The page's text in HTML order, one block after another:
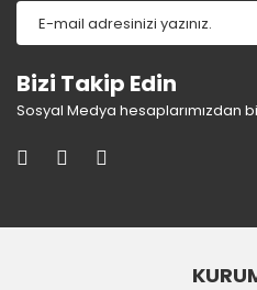
Bizi Takip Edin
Sosyal Medya hesaplarımızdan